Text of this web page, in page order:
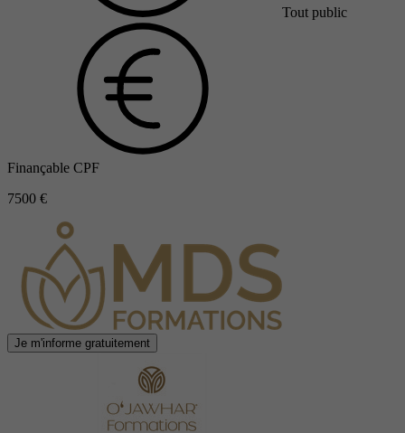
Tout public
Finançable CPF
7500 €
Je m'informe gratuitement